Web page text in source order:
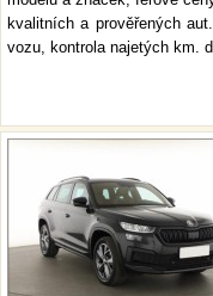
kvalitních a prověřených
vozu, kontrola najetých km.